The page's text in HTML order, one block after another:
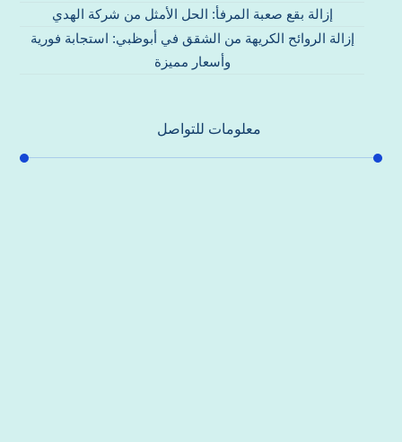
إزالة بقع صعبة المرفأ: الحل الأمثل من شركة الهدي
إزالة الروائح الكريهة من الشقق في أبوظبي: استجابة فورية
وأسعار مميزة
معلومات للتواصل